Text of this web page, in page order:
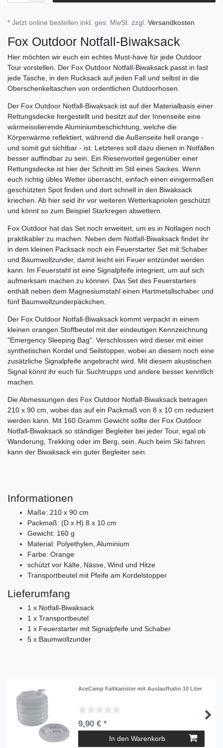
* Jetzt online bestellen inkl. ges. MwSt. zzgl. Versandkosten
Fox Outdoor Notfall-Biwaksack
Hier möchten wir euch ein echtes Must-have für jede Outdoor
Tour vorstellen. Der Fox Outdoor Notfall-Biwaksack passt in fast
jede Tasche, in den Rucksack auf jeden Fall und selbst in die
Oberschenkeltaschen von ordentlichen Outdoorhosen.
Der Fox Outdoor Notfall-Biwaksack ist auf der Materialbasis einer
Rettungsdecke hergestellt und besitzt auf der Innenseite eine
wärmeisolierende Aluminiumbeschichtung, welche die
Körperwärme reflektiert, während die Außenseite hell orange -
und somit gut sichtbar - ist. Letzteres soll dazu dienen in Notfällen
besser auffindbar zu sein. Ein Riesenvorteil gegenüber einer
Rettungsdecke ist hier der Schnitt im Stil eines Sackes. Wenn
euch richtig übles Wetter überrascht, einfach einen einigermaßen
geschützten Spot finden und dort schnell in den Biwaksack
kriechen. Ab hier seid ihr vor weiteren Wetterkapriolen geschützt
und könnt so zum Beispiel Starkregen abwettern.
Fox Outdoor hat das Set noch erweitert, um es in Notlagen noch
praktikabler zu machen. Neben dem Notfall-Biwaksack findet ihr
in dem kleinen Packsack noch ein Feuerstarter Set mit Schaber
und Baumwollzunder, damit leicht ein Feuer entzündet werden
kann. Im Feuerstahl ist eine Signalpfeife integriert, um auf sich
aufmerksam machen zu können. Das Set des Feuerstarters
enthält neben dem Magnesiumstahl einen Hartmetallschaber und
fünf Baumwollzunderpäckchen.
Der Fox Outdoor Notfall-Biwaksack kommt verpackt in einem
kleinen orangen Stoffbeutel mit der eindeutigen Kennzeichnung
"Emergency Sleeping Bag". Verschlossen wird dieser mit einer
synthetischen Kordel und Seilstopper, wobei an diesem noch eine
zusätzliche Signalpfeife angebracht wird. Mit diesem akustischen
Signal könnt ihr euch für Suchtrupps und andere besser kenntlich
machen.
Die Abmessungen des Fox Outdoor Notfall-Biwaksack betragen
210 x 90 cm, wobei das auf ein Packmaß von 8 x 10 cm reduziert
werden kann. Mit 160 Gramm Gewicht sollte der Fox Outdoor
Notfall-Biwaksack so ständiger Begleiter bei jeder Tour, egal ob
Wanderung, Trekking oder im Berg, sein. Auch beim Ski fahren
kann der Biwaksack ein guter Begleiter sein.
Informationen
Maße: 210 x 90 cm
Packmaß: (D x H) 8 x 10 cm
Gewicht: 160 g
Material: Polyethylen, Aluminium
Farbe: Orange
schützt vor Kälte, Nässe, Wind und Hitze
Transportbeutel mit Pfeife am Kordelstopper
Lieferumfang
1 x Notfall-Biwaksack
1 x Transportbeutel
1 x Feuerstarter mit Signalpfeife und Schaber
5 x Baumwollzunder
AceCamp Faltkanister mit Auslaufhahn 10 Liter
9,90 € *
In den Warenkorb